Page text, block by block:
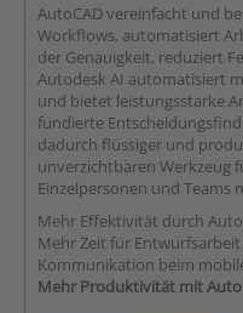
AutoCAD vereinfacht und
Workflows, automatisiert
der Genauigkeit, reduziert
Autodesk AI automatisiert
und bietet leistungsstarke
fundierte
dadurch flüssiger und
unverzichtbaren Werkzeug
Einzelpersonen und Teams
Mehr Effektivität durch
Mehr Zeit für
Kommunikation beim
Mehr Produktivität mit